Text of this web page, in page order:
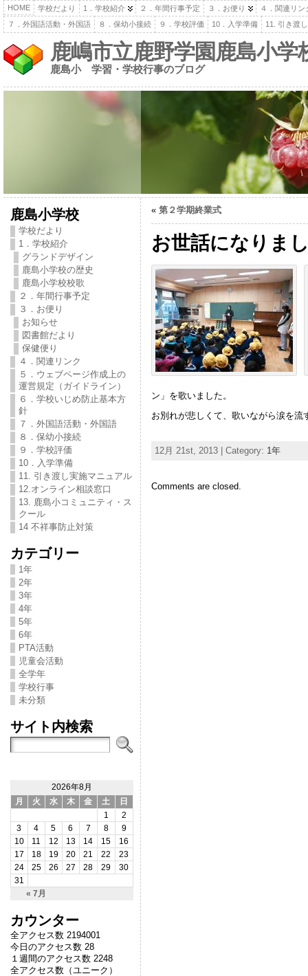
HOME 学校だより 1．学校紹介 ２．年間行事予定 ３．お便り
４．関連リン
７．外国語活動・外国語
８．保幼小接続 ９．学校評価 10．入学準備 11. 引き渡
鹿嶋市立鹿野学園鹿島小学
鹿島小 学習・学校行事のブログ
鹿島小学校
学校だより
1．学校紹介
グランドデザイン
鹿島小学校の歴史
鹿島小学校校歌
２．年間行事予定
３．お便り
お知らせ
図書館だより
保健便り
４．関連リンク
５．ウェブページ作成上の
運営規定（ガイドライン）
６．学校いじめ防止基本方
針
７．外国語活動・外国語
８．保幼小接続
９．学校評価
10．入学準備
11. 引き渡し実施マニュアル
12.オンライン相談窓口
13. 鹿島小コミュニティ・ス
クール
14 不祥事防止対策
カテゴリー
1年
2年
3年
4年
5年
6年
PTA活動
児童会活動
全学年
学校行事
未分類
サイト内検索
2026年8月
月
火 水 木 金 土 日
« 7月
1
2
3
4 5 6 7 8
9
10
11 12 13 14 15
16
17
18 19 20 21 22
23
24
25 26 27 28 29
30
31
カウンター
全アクセス数 2194001
今日のアクセス数 28
１週間のアクセス数 2248
全アクセス数（ユニーク）
« 第２学期終業式
お世話になりま
ン」を歌いました。
お別れが悲しくて、歌いながら涙を
12月 21st, 2013 | Category: 1年
Comments are closed.